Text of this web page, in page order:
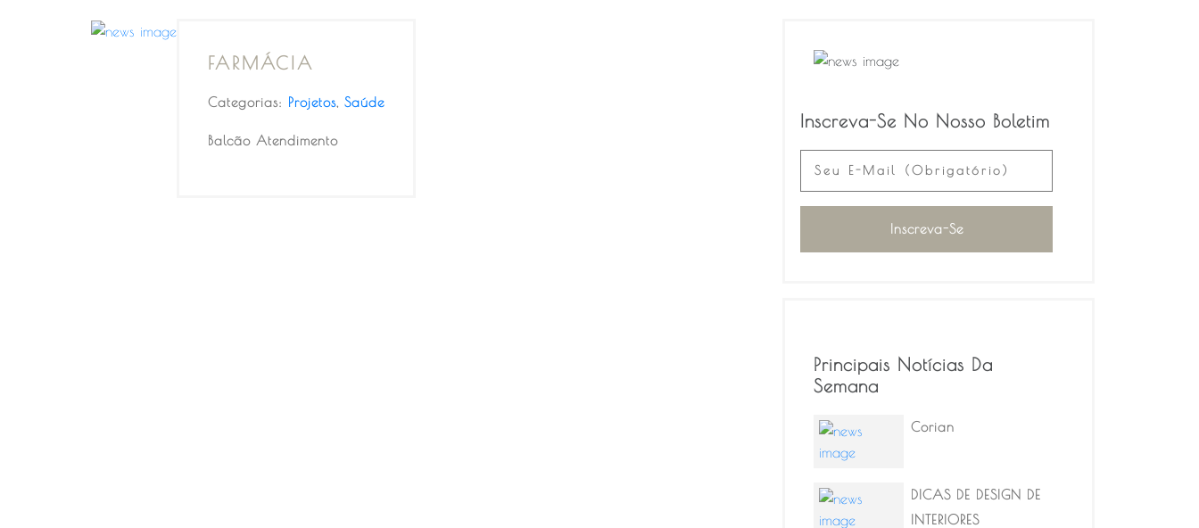
FARMÁCIA
Categorias: Projetos, Saúde
Balcão Atendimento
Inscreva-Se No Nosso Boletim
Principais Notícias Da
Semana
Corian
DICAS DE DESIGN DE
INTERIORES